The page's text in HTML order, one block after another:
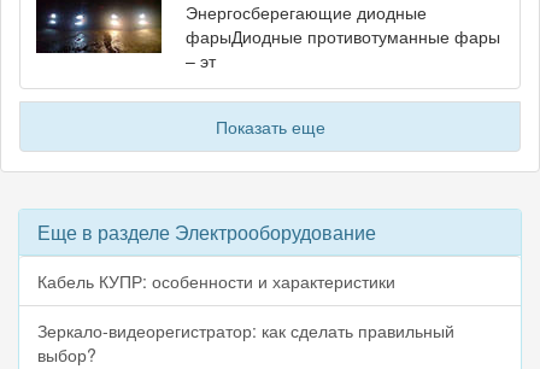
Энергосберегающие диодные
фарыДиодные противотуманные фары
– эт
Показать еще
Еще в разделе Электрооборудование
Кабель КУПР: особенности и характеристики
Зеркало-видеорегистратор: как сделать правильный
выбор?